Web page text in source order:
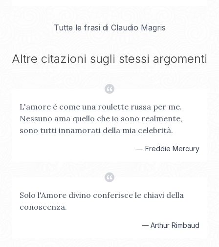
Tutte le frasi di Claudio Magris
Altre citazioni sugli stessi argomenti
L'amore è come una roulette russa per me.
Nessuno ama quello che io sono realmente,
sono tutti innamorati della mia celebrità.
— Freddie Mercury
Solo l'Amore divino conferisce le chiavi della
conoscenza.
— Arthur Rimbaud